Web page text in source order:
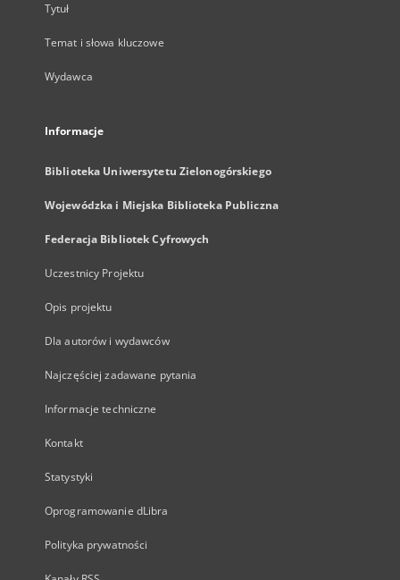
Tytuł
Temat i słowa kluczowe
Wydawca
Informacje
Biblioteka Uniwersytetu Zielonogórskiego
Wojewódzka i Miejska Biblioteka Publiczna
Federacja Bibliotek Cyfrowych
Uczestnicy Projektu
Opis projektu
Dla autorów i wydawców
Najczęściej zadawane pytania
Informacje techniczne
Kontakt
Statystyki
Oprogramowanie dLibra
Polityka prywatności